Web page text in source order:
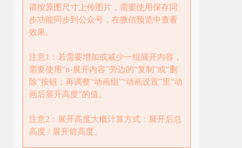
请按原图尺寸上传图片，需要使用保存同
步功能同步到公众号，在微信预览中查看
效果。
注意1：若需要增加或减少一组展开内容，
需要使用“n-展开内容”旁边的“复制”或“删
除”按钮；再调整“动画组”“动画设置”里“动
画后展开高度”的值。
注意2：展开高度大概计算方式：展开后总
高度 / 展开前高度。